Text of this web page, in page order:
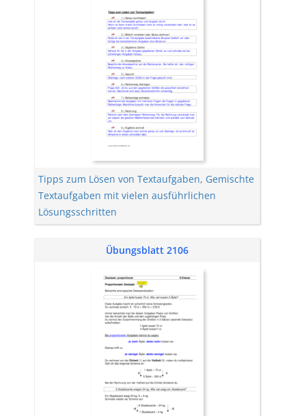
Tipps zum Lösen von Textaufgaben, Gemischte
Textaufgaben mit vielen ausführlichen
Lösungsschritten
Übungsblatt 2106